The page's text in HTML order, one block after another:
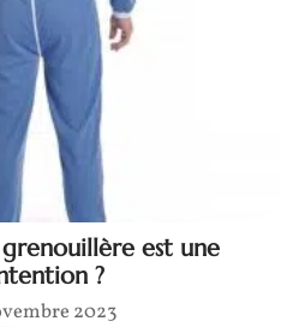
grenouillère est une
?
2023